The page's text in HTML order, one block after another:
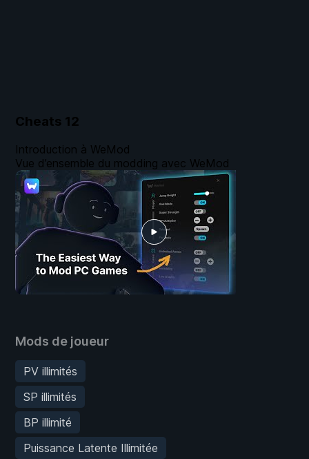
Cheats 12
Mods de joueur
PV illimités
SP illimités
BP illimité
Puissance Latente Illimitée
Introduction à WeMod
Vue d’ensemble du modding avec WeMod